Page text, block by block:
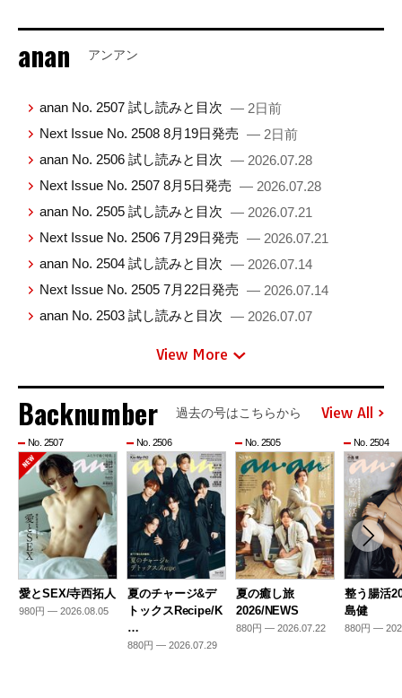
anan アンアン
anan No. 2507 試し読みと目次 — 2日前
Next Issue No. 2508 8月19日発売 — 2日前
anan No. 2506 試し読みと目次 — 2026.07.28
Next Issue No. 2507 8月5日発売 — 2026.07.28
anan No. 2505 試し読みと目次 — 2026.07.21
Next Issue No. 2506 7月29日発売 — 2026.07.21
anan No. 2504 試し読みと目次 — 2026.07.14
Next Issue No. 2505 7月22日発売 — 2026.07.14
anan No. 2503 試し読みと目次 — 2026.07.07
View More
Backnumber 過去の号はこちらから View All
No. 2507
愛とSEX/寺西拓人
980円 — 2026.08.05
No. 2506
夏のチャージ&デ
トックスRecipe/K
…
880円 — 2026.07.29
No. 2505
夏の癒し旅
2026/NEWS
880円 — 2026.07.22
No. 2504
整う腸活
島健
880円 —